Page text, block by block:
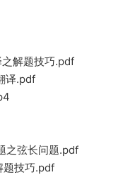
之解题技巧.pdf
译.pdf
之弦长问题.pdf
题技巧.pdf